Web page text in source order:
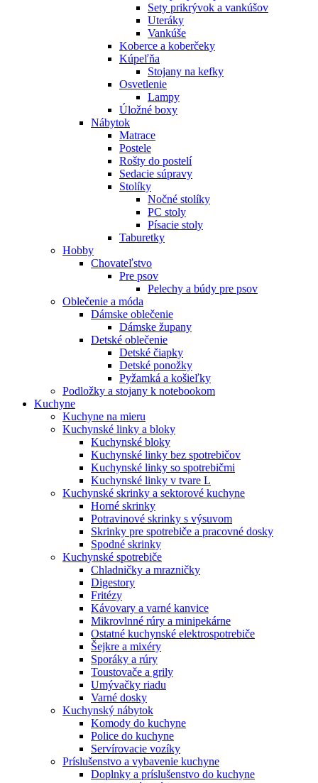
Sety prikrývok a vankúšov
Uteráky
Vankúše
Koberce a koberčeky
Kúpeľňa
Stojany na kefky
Osvetlenie
Lampy
Úložné boxy
Nábytok
Matrace
Postele
Rošty do postelí
Sedacie súpravy
Stolíky
Nočné stolíky
PC stoly
Písacie stoly
Taburetky
Hobby
Chovateľstvo
Pre psov
Pelechy a búdy pre psov
Oblečenie a móda
Dámske oblečenie
Dámske župany
Detské oblečenie
Detské čiapky
Detské ponožky
Pyžamká a košieľky
Podložky a stojany k notebookom
Kuchyne
Kuchyne na mieru
Kuchynské linky a bloky
Kuchynské bloky
Kuchynské linky bez spotrebičov
Kuchynské linky so spotrebičmi
Kuchynské linky v tvare L
Kuchynské skrinky a sektorové kuchyne
Horné skrinky
Potravinové skrinky s výsuvom
Skrinky pre spotrebiče a pracovné dosky
Spodné skrinky
Kuchynské spotrebiče
Chladničky a mrazničky
Digestory
Fritézy
Kávovary a varné kanvice
Mikrovlnné rúry a minipekárne
Ostatné kuchynské elektrospotrebiče
Šejkre a mixéry
Sporáky a rúry
Toustovače a grily
Umývačky riadu
Varné dosky
Kuchynský nábytok
Komody do kuchyne
Police do kuchyne
Servírovacie vozíky
Príslušenstvo a vybavenie kuchyne
Doplnky a príslušenstvo do kuchyne